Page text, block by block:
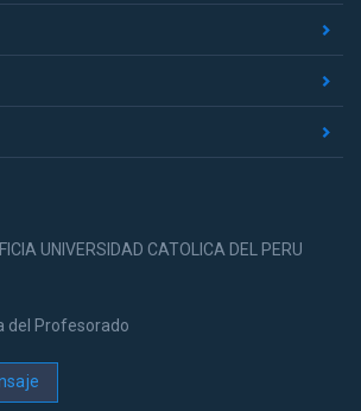
UNIVERSIDAD CATOLICA DEL PERU
del Profesorado